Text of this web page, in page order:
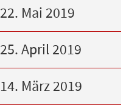
22. Mai 2019
25. April 2019
14. März 2019